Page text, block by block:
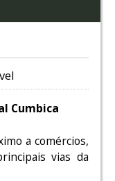
Cumbica
a comércios,
vias da